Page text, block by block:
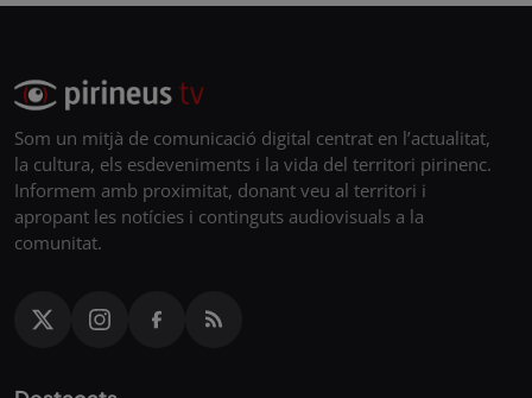
Som un mitjà de comunicació digital centrat en l’actualitat,
la cultura, els esdeveniments i la vida del territori pirinenc.
Informem amb proximitat, donant veu al territori i
apropant les notícies i continguts audiovisuals a la
comunitat.